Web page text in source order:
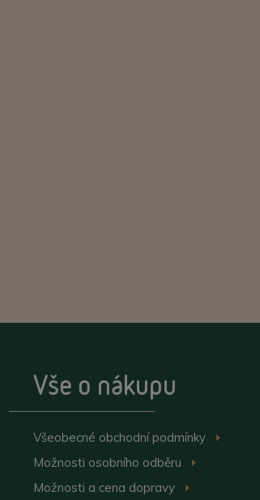
Vše o nákupu
Všeobecné obchodnípodmínky
Možnosti osobního odběru
Možnosti a cena dopravy